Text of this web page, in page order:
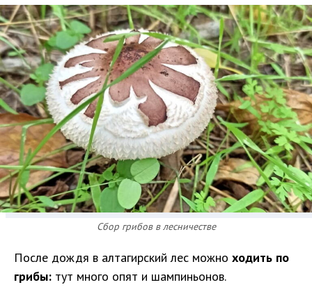
Сбор грибов в лесничестве
После дождя в алтагирский лес можно ходить по
грибы: тут много опят и шампиньонов.